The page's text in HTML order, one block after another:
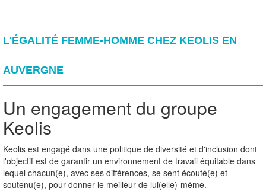
L'ÉGALITÉ FEMME-HOMME CHEZ KEOLIS EN
AUVERGNE
Un engagement du groupe
Keolis
Keolis est engagé dans une politique de diversité et d'inclusion dont
l'objectif est de garantir un environnement de travail équitable dans
lequel chacun(e), avec ses différences, se sent écouté(e) et
soutenu(e), pour donner le meilleur de lui(elle)-même.